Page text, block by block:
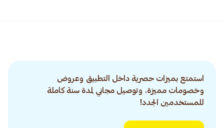
استمتع بميزات حصرية داخل التطبيق وعروض
وخصومات مميزة. وتوصيل مجاني لمدة سنة كاملة
للمستخدمين الجدد!